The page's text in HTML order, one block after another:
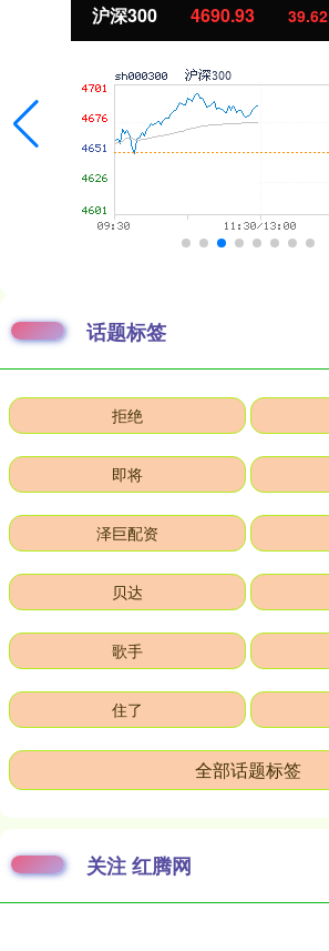
沪深300 4690.93 39.62
话题标签
拒绝
即将
泽巨配资
贝达
歌手
住了
全部话题标签
关注 红腾网